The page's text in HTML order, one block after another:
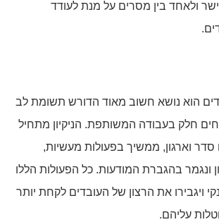
ולאחד בין מסרים על מנת לעודד
הוא נושא חשוב מאוד הדורש תשומת לב
חלק בעבודה המשותפת. הניקיון מתחיל
וארגון, ממשיך בפעולות מעשיות,
ונגמר בהגברת המודעות. כל הפעולות הללו
ויגבירו את הרצון של העובדים לקחת יותר
עליהם.